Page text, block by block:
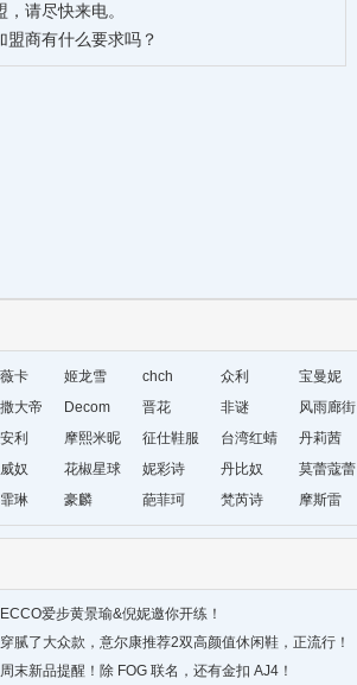
，请尽快来电。
盟商有什么要求吗？
卡 姬龙雪 chch 众利
宝曼妮
大帝 Decom 晋花 非谜
风雨廊街
利 摩熙米昵 征仕鞋服
台湾红蜻
蜓
丹莉茜
奴 花椒星球 妮彩诗 丹比奴
莫蕾蔻蕾
琳 豪麟 葩菲珂 梵芮诗 摩斯雷
ECCO爱步黄景瑜&倪妮邀你开练！
穿腻了大众款，‍‍意尔康推荐2双高颜值休闲鞋，正流行！
周末新品提醒！除 FOG 联名，还有金扣 AJ4！